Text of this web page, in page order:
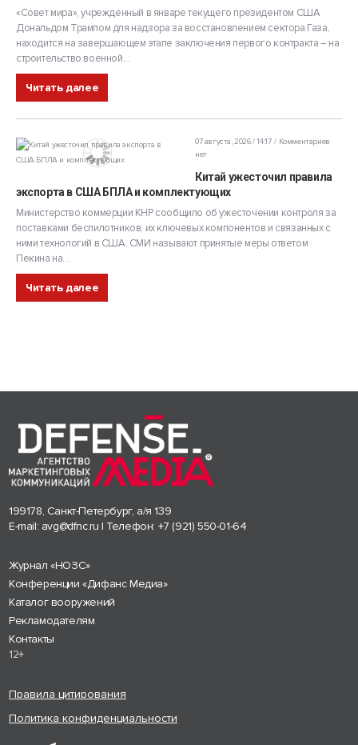
«Совет мира», учрежденный в январе текущего президентом США
Дональдом Трампом для надзора за восстановлением сектора Газа,
находится на завершающем этапе заключения первого контракта – на
строительство военной...
Читать далее
07 августа, 2026 / 14:17
Комментариев
нет
Китай ужесточил правила
экспорта в США БПЛА и комплектующих
Министерство коммерции КНР сообщило об ужесточении контроля за
поставками беспилотников, их ключевых компонентов и связанных с
ними технологий в США. СМИ называют принятые меры ответом
Пекина на...
Читать далее
199178, Санкт-Петербург, а/я 139
E-mail: avg@dfnc.ru | Телефон: +7 (921) 550-01-64
Журнал «НОЗС»
Конференции «Дифанс Медиа»
Каталог вооружений
Рекламодателям
Контакты
12+
Правила цитирования
Политика конфиденциальности